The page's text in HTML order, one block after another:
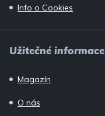
Info o Cookies
Užitečné informace
Magazín
O nás